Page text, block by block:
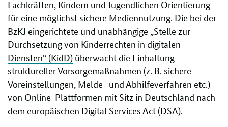
Fachkräften, Kindern und Jugendlichen Orientierung
für eine möglichst sichere Mediennutzung. Die bei der
BzKJ eingerichtete und unabhängige „Stelle zur
Durchsetzung von Kinderrechten in digitalen
Diensten“ (KidD) überwacht die Einhaltung
struktureller Vorsorgemaßnahmen (z. B. sichere
Voreinstellungen, Melde- und Abhilfeverfahren etc.)
von Online-Plattformen mit Sitz in Deutschland nach
dem europäischen Digital Services Act (DSA).